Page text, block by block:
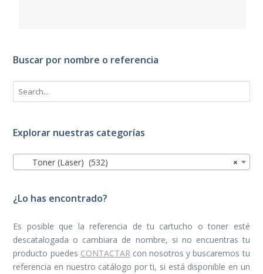
Buscar por nombre o referencia
Explorar nuestras categorías
×
Toner (Laser) (532)
¿Lo has encontrado?
Es posible que la referencia de tu cartucho o toner esté
descatalogada o cambiara de nombre, si no encuentras tu
producto puedes CONTACTARcon nosotros y buscaremos tu
referencia en nuestro catálogo por ti, si está disponible en un